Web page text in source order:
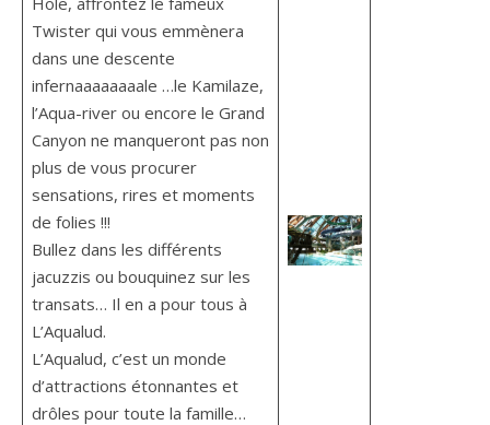
Twister qui vous emmènera
dans une descente
infernaaaaaaaale …le Kamilaze,
l’Aqua-river ou encore le Grand
Canyon ne manqueront pas non
plus de vous procurer
sensations, rires et moments
de folies !!!
Bullez dans les différents
jacuzzis ou bouquinez sur les
transats… Il en a pour tous à
L’Aqualud.
L’Aqualud, c’est un monde
d’attractions étonnantes et
drôles pour toute la famille…